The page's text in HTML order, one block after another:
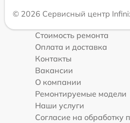
© 2026 Сервисный центр
Стоимость ремонта
Оплата и доставка
Контакты
Вакансии
О компании
Ремонтируемые модели
Наши услуги
Согласие на